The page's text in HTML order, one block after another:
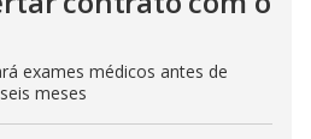
exames médicos antes de
meses